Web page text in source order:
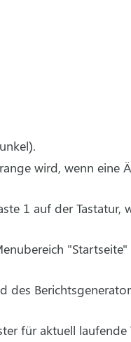
wird, wenn eine
1 auf der Tastatur,
des
für aktuell